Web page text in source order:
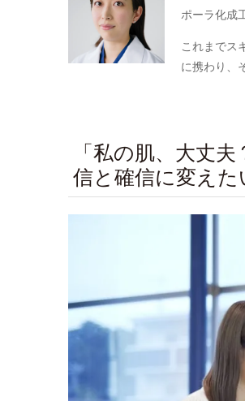
ポーラ化成
これまでス
に携わり、
「私の肌、大丈
信と確信に変えた